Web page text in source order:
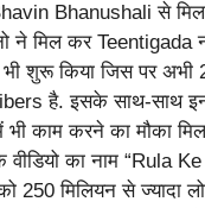
Bhanushali से
ने मिल कर Teentigada
शुरू किया जिस पर अभी
है. इसके साथ-साथ
भी काम करने का मौका
वीडियो का नाम “Rula
250 मिलियन से ज्यादा